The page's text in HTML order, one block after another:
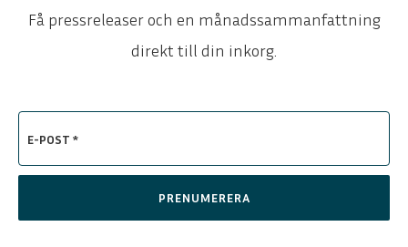
Få pressreleaser och en månadssammanfattning
direkt till din inkorg.
E-POST *
PRENUMERERA